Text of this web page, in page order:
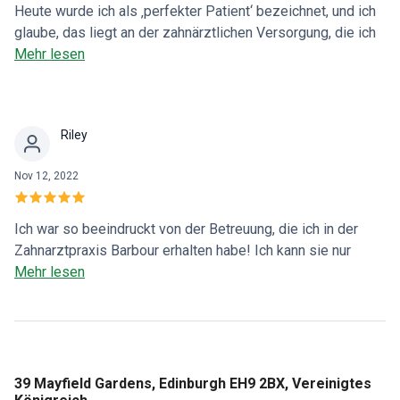
Heute wurde ich als ‚perfekter Patient‘ bezeichnet, und ich
glaube, das liegt an der zahnärztlichen Versorgung, die ich
weiterhin von Dr. Ian Barbour erhalte. Ich werde seit über 25
dass ich bei diesem sanften, professionellen und
Praxis wärmstens empfehlen.
Mehr lesen
Riley
Nov 12, 2022
Ich war so beeindruckt von der Betreuung, die ich in der
Zahnarztpraxis Barbour erhalten habe! Ich kann sie nur
wärmstens empfehlen. Dr. Barbour ist freundlich, sanft,
gefunden!
Mehr lesen
39 Mayfield Gardens, Edinburgh EH9 2BX, Vereinigtes